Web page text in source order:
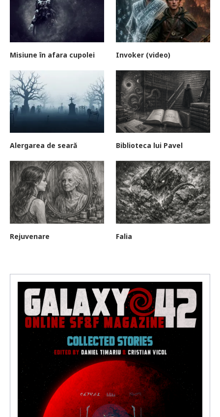
Misiune în afara cupolei Invoker (video)
Alergarea de seară Biblioteca lui Pavel
Rejuvenare Falia